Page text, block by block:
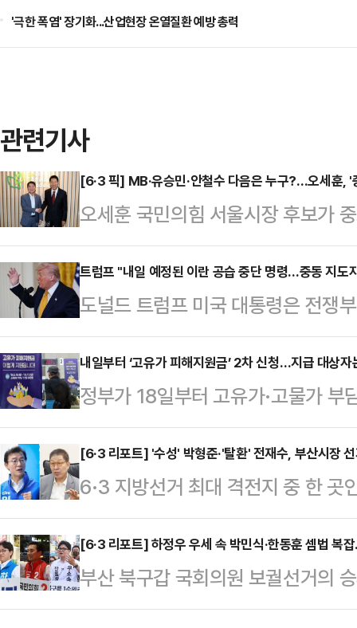
'극한 폭염' 장기화...산업현장 온열질환 예방 총력
관련기사
[6·3 픽] MB·유승민·안철수 다음은 누구?…오세훈, '
오세훈 국민의힘 서울시장 후보가
이유에 대해 관심이 쏠리고 있다.
권 일부의 평가절하도 존재하지만,
을 제대로 평가받기 위한 절박함이
영등포구 청년취업사관학교 영등
업사관학교'(청취사) 수료생들을
로 이명박 전 대통령, 이준석 개혁
의 만남이다.최근 오…
트럼프 "내일 예정된 이란 공습 중단 명령…중동 지도
도널드 트럼프 미국 대통령은 전쟁
령했다고 말했다.로이터통신에 따
셜미디어(SNS) 트루스소셜을 통
중단하라고 피트 헤그세스 전쟁부
혔다.그러면서 “중동 동맹국들의
다”며 “그들은 종전 합의가 이뤄질
란은 물론 중동 지역 국가 모두가
다.이어 그는 타밈…
내일부터 ‘고유가 피해지원금’ 2차 신청…지급 대상자
정부가 18일부터 고유가·고물가
작한다.중동 전쟁에 따른 유가 상승
지원을 확대하겠다는 취지다.17일
2차 지급 대상자는 소득 하위 70%
을 기준으로 정해졌다.외벌이 가
▲2인 가구 14만 원 ▲3인 가구 26
원금을 받는다.지역가입자는 ▲1
가구 …
[6·3 리포트] '수성' 박형준·'탈환' 전재수, 부산시장
6·3 지방선거 최대 격전지 중 한 곳
후보와 박형준 국민의힘 후보의 맞
경쟁력을 갖춘 두 후보가 정면으로
이 나타나고 있어서다.정치권에선 '
하는 구호가 부산 민심에 얼마나 효
[6·3 리포트] 하정우 우세 속 박민식·한동훈 셈법 복
부산 북구갑 국회의원 보궐선거의
가 꼽히고 있지만 정치권에서는 가